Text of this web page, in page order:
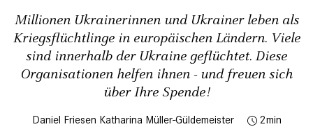
Millionen Ukrainerinnen und Ukrainer leben als
Kriegsflüchtlinge in europäischen Ländern. Viele
sind innerhalb der Ukraine geflüchtet. Diese
Organisationen helfen ihnen - und freuen sich
über Ihre Spende!
Daniel Friesen Katharina Müller-Güldemeister 2